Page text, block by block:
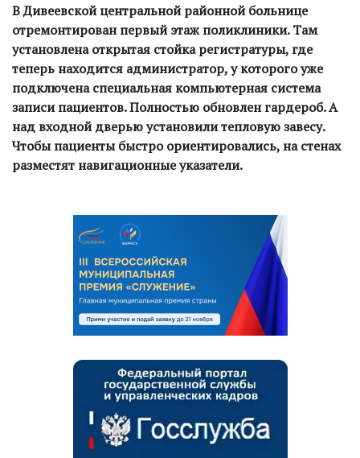
В Дивеевской центральной районной больнице
отремонтирован первый этаж поликлиники. Там
установлена открытая стойка регистратуры, где
теперь находится администратор, у которого уже
подключена специальная компьютерная система
записи пациентов. Полностью обновлен гардероб. А
над входной дверью установили тепловую завесу.
Чтобы пациенты быстро ориентировались, на стенах
разместят навигационные указатели.